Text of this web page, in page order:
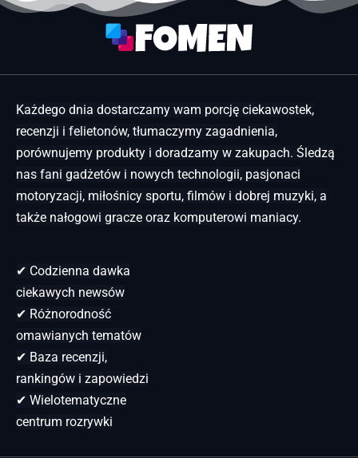
Każdego dnia dostarczamy wam porcję ciekawostek,
recenzji i felietonów, tłumaczymy zagadnienia,
porównujemy produkty i doradzamy w zakupach. Śledzą
nas fani gadżetów i nowych technologii, pasjonaci
motoryzacji, miłośnicy sportu, filmów i dobrej muzyki, a
także nałogowi gracze oraz komputerowi maniacy.
✔ Codzienna dawka
ciekawych newsów
✔ Różnorodność
omawianych tematów
✔ Baza recenzji,
rankingów i zapowiedzi
✔ Wielotematyczne
centrum rozrywki